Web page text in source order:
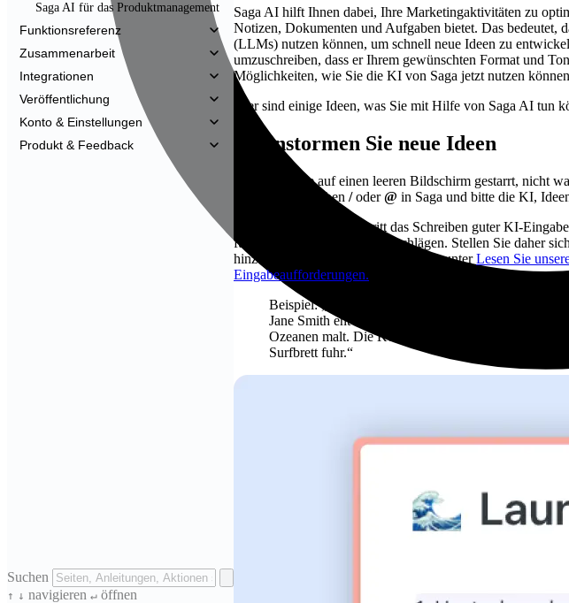
Suchen
↑ ↓ navigieren ↵ öffnen
Saga AI für das Produktmanagement
Funktionsreferenz
Zusammenarbeit
Integrationen
Veröffentlichung
Konto & Einstellungen
Produkt & Feedback
Saga AI hilft Ihnen dabei, Ihre Marketingaktivitäten zu
Notizen, Dokumenten und Aufgaben bietet. Das bedeutet,
(LLMs) nutzen können, um schnell neue Ideen zu
umzuschreiben, dass er Ihrem gewünschten Format und
Möglichkeiten, wie Sie die KI von Saga jetzt nutzen
Hier sind einige Ideen, was Sie mit Hilfe von Saga AI tun
Brainstormen Sie neue Ideen
Wir haben alle auf einen leeren Bildschirm gestarrt, nicht
Folgendes eingeben /oder@ in Saga und bitte die KI,
Hier ist der wichtige Schritt das Schreiben guter KI-
führen zu den genaueren Vorschlägen. Stellen Sie daher
hinzufügen. Weitere Tipps finden Sie unterLesen Sie
Eingabeaufforderungen.
Beispiel: „Überlegen Sie sich, wie Sie für eine
Jane Smith entworfen wurde, einer Künstlerin, die
Ozeanen malt. Die Kollektion ist eine Hommage an
Surfbrett fuhr.“